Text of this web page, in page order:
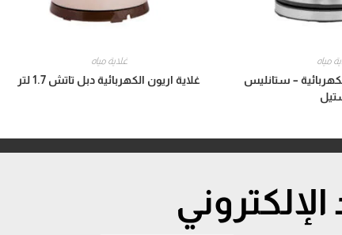
مياه
– ستانليس
غلاية مياه
غلاية اريون الكهربائية دبل تاتش 1.7 لتر
الإلكتروني